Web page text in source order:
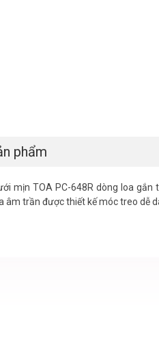
phẩm
mịn TOA PC-648R dòng loa
âm trần được thiết kế móc treo dễ